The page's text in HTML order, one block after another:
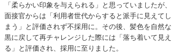
「柔らかい印象を与えられる」と思っていましたが、
面接官からは「利用者世代からすると派手に見えてし
まう」と評価されず不採用に。その後、髪色を自然な
黒に戻して再チャレンジした際には「落ち着いて見え
る」と評価され、採用に至りました。